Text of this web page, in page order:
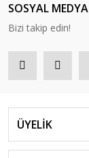
SOSYAL MEDYA
Bizi takip edin!
ÜYELİK